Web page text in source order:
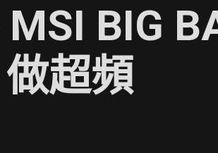
BIG
做超頻